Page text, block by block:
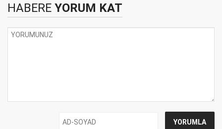
HABERE YORUM KAT